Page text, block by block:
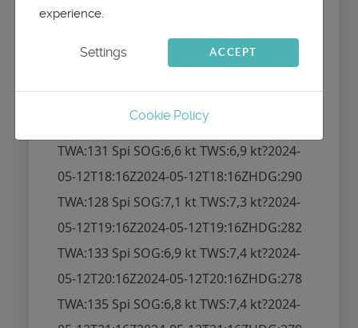
TWA:125 Code 0 SOG:6,7 kt TWS:6,6 kt
2024-05-12T16:16Z
2024-05-
2024-05-12T17:16Z
TWA:131 Spi SOG:6,6 kt TWS:6,9 kt?2024-
05-12T18:16Z2024-05-12T18:16ZHDG:290
TWA:128 Spi SOG:7,1 kt TWS:7,3 kt?2024-
05-12T19:16Z2024-05-12T19:16ZHDG:282
TWA:133 Spi SOG:6,9 kt TWS:7,4 kt?2024-
05-12T20:16Z2024-05-12T20:16ZHDG:278
TWA:135 Spi SOG:6,8 kt TWS:7,4 kt?2024-
experience.
Settings ACCEPT
Cookie Policy